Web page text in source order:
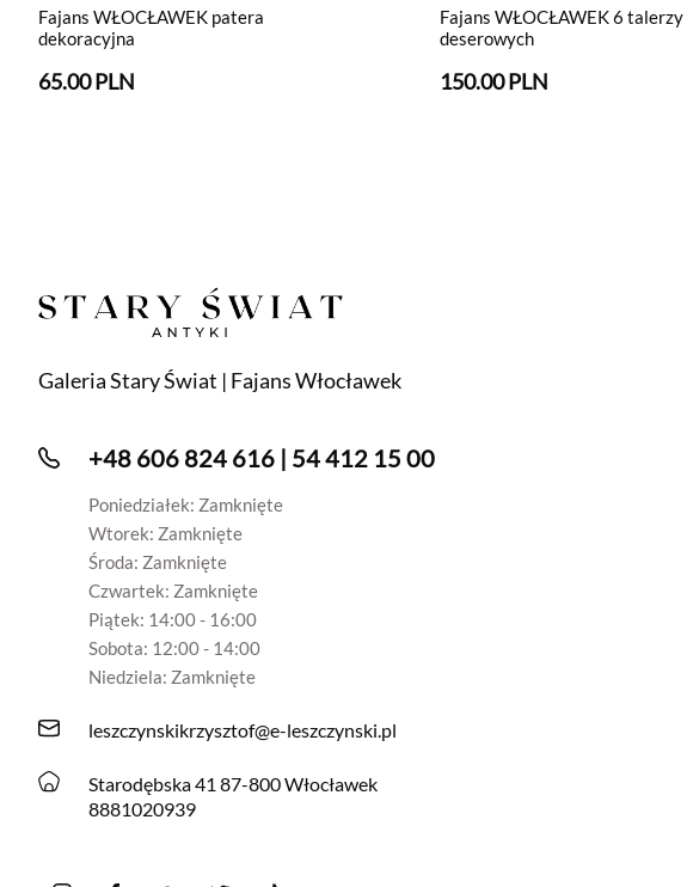
Fajans WŁOCŁAWEK patera
dekoracyjna
65.00 PLN
Fajans WŁOCŁAWEK 6 talerzy
deserowych
150.00 PLN
Galeria Stary Świat | Fajans Włocławek
+48 606 824 616 | 54 412 15 00
Poniedziałek: Zamknięte
Wtorek: Zamknięte
Środa: Zamknięte
Czwartek: Zamknięte
Piątek: 14:00 - 16:00
Sobota: 12:00 - 14:00
Niedziela: Zamknięte
leszczynskikrzysztof@e-leszczynski.pl
Starodębska 41 87-800 Włocławek
8881020939